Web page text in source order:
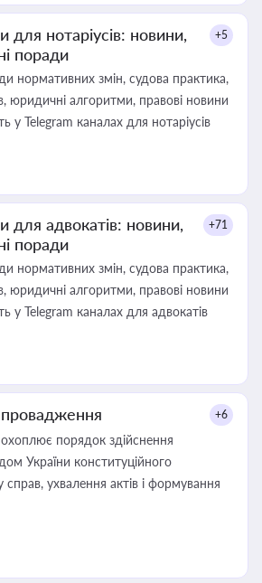
для нотаріусів: новини,
поради
+5
нормативних змін, судова практика,
юридичні алгоритми, правові новини
у Telegram каналах для нотаріусів
для адвокатів: новини,
поради
+71
нормативних змін, судова практика,
юридичні алгоритми, правові новини
у Telegram каналах для адвокатів
+6
порядок здійснення
України конституційного
ухвалення актів і формування